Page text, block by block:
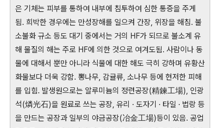
은 기체는 피부를 통하여 내부에 침투하여 심한 통증을 주게
됨. 희박한 경우에는 만성장해를 일으켜 간장, 위장을 해침. 불
소불화 규소 등도 대기 중에서는 거의 HF가 되므로 불소계 유
해 물질의 해는 주로 HF에 의한 것으로 여겨도됨. 사람이나 동
물에 대해서 뿐만 아니라 식물에 대한 해도 극히 강하며 유황산
화물보다 더욱 강함. 뽕나무, 감귤류, 소나무 등에 현저한 피해
를 입힘. 발생원으로는 알루미늄의 정련공장(精鍊工場), 인광
석(燐光石)을 원료로 쓰는 공장, 유리 · 도자기 · 타일 · 법랑 등
을 만드는 공장과 일부의 야금공장(冶金工場)등이 있음. 공업